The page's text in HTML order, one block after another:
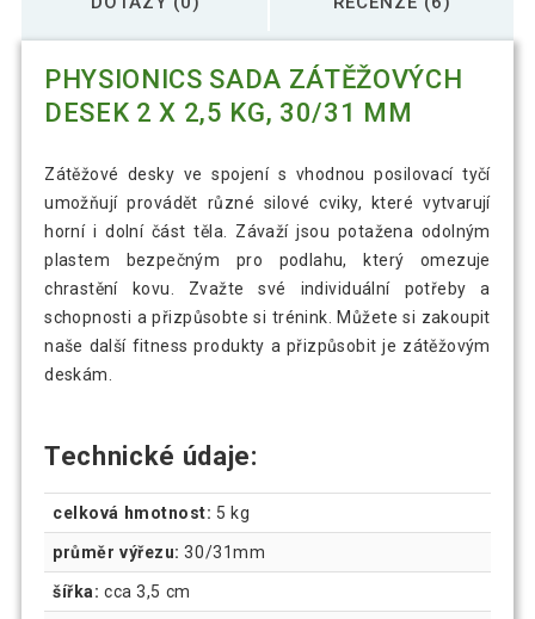
PHYSIONICS SADA ZÁTĚŽOVÝCH
DESEK 2 X 2,5 KG, 30/31 MM
Zátěžové desky ve spojení s vhodnou posilovací tyčí
umožňují provádět různé silové cviky, které vytvarují
horní i dolní část těla. Závaží jsou potažena odolným
plastem bezpečným pro podlahu, který omezuje
chrastění kovu. Zvažte své individuální potřeby a
schopnosti a přizpůsobte si trénink. Můžete si zakoupit
naše další fitness produkty a přizpůsobit je zátěžovým
deskám.
Technické údaje:
celková hmotnost: 5 kg
průměr výřezu: 30/31mm
šířka: cca 3,5 cm